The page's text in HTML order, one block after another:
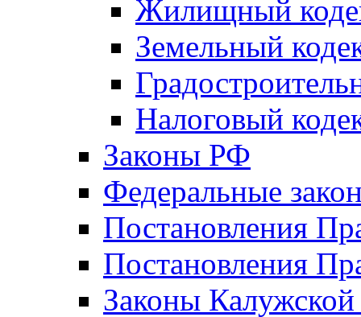
Жилищный
Земельный
Налоговый
Законы РФ
Федеральные
Постановления
Постановления
Законы Калужской